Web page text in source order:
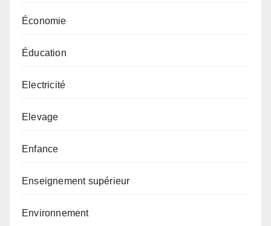
Économie
Éducation
Electricité
Elevage
Enfance
Enseignement supérieur
Environnement